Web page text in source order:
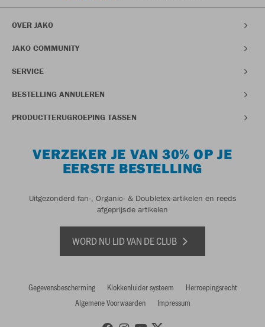
OVER JAKO
JAKO COMMUNITY
SERVICE
BESTELLING ANNULEREN
PRODUCTTERUGROEPING TASSEN
VERZEKER JE VAN 30% OP JE
EERSTE BESTELLING
Uitgezonderd fan-, Organic- & Doubletex-artikelen en reeds
afgeprijsde artikelen
WORD NU LID VAN DE CLUB
Gegevensbescherming Klokkenluider systeem
Herroepingsrecht
Algemene Voorwaarden
Impressum